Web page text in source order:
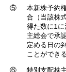
⑤
本新株予約
合（当該株
得た数に1
主総会で承
定める日の
ことができる
⑥
特別支配株